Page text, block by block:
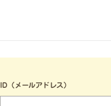
ID（メールアドレス）